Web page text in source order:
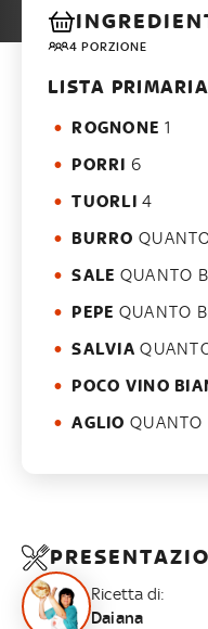
4 PORZIONE
LISTA PRIMARIA
ROGNONE 1
PORRI 6
TUORLI 4
BURRO
SALE QUANTO
PEPE QUANTO
SALVIA
POCO VINO
AGLIO QUANTO
Ricetta di:
Daiana